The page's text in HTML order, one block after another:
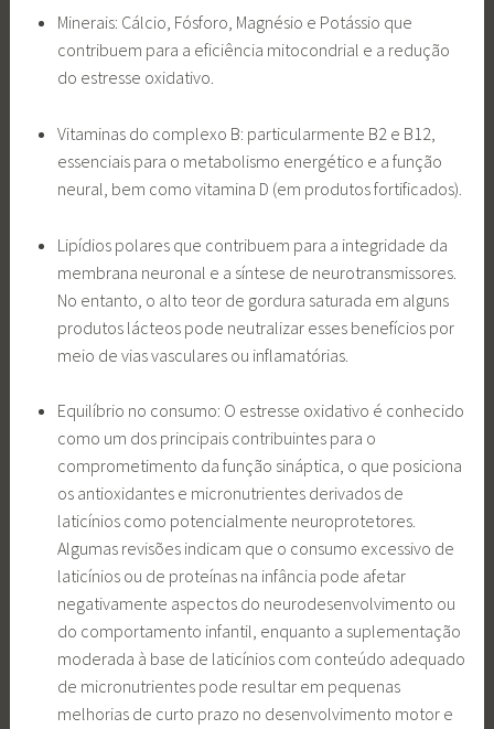
Minerais: Cálcio, Fósforo, Magnésio e Potássio que
contribuem para a eficiência mitocondrial e a redução
do estresse oxidativo.
Vitaminas do complexo B: particularmente B2 e B12,
essenciais para o metabolismo energético e a função
neural, bem como vitamina D (em produtos fortificados).
Lipídios polares que contribuem para a integridade da
membrana neuronal e a síntese de neurotransmissores.
No entanto, o alto teor de gordura saturada em alguns
produtos lácteos pode neutralizar esses benefícios por
meio de vias vasculares ou inflamatórias.
Equilíbrio no consumo: O estresse oxidativo é conhecido
como um dos principais contribuintes para o
comprometimento da função sináptica, o que posiciona
os antioxidantes e micronutrientes derivados de
laticínios como potencialmente neuroprotetores.
Algumas revisões indicam que o consumo excessivo de
laticínios ou de proteínas na infância pode afetar
negativamente aspectos do neurodesenvolvimento ou
do comportamento infantil, enquanto a suplementação
moderada à base de laticínios com conteúdo adequado
de micronutrientes pode resultar em pequenas
melhorias de curto prazo no desenvolvimento motor e